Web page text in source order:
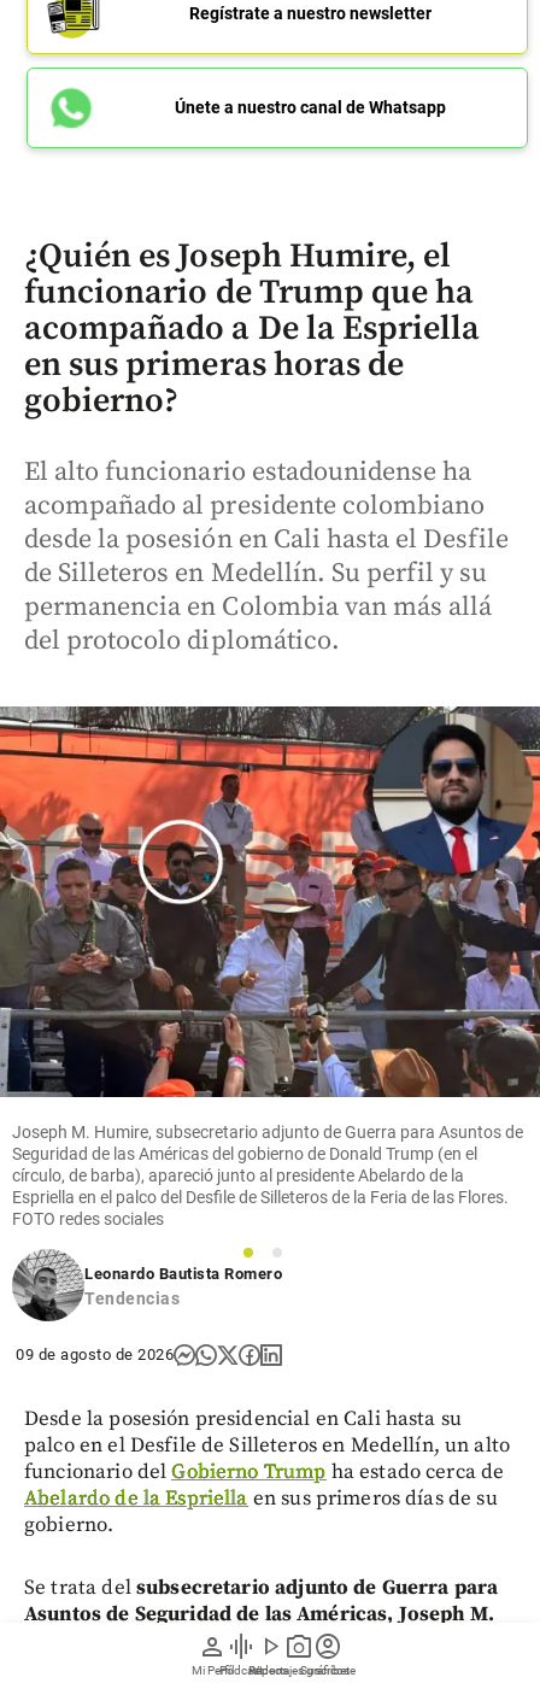
person
Mi Perfil
graphic_eq
Pódcast
play_arrow
Videos
photo_camera
Reportajes gráficos
account_circle
Suscríbete
Regístrate a nuestro newsletter
Únete a nuestro canal de Whatsapp
¿Quién es Joseph Humire, el
funcionario de Trump que ha
acompañado a De la Espriella
en sus primeras horas de
gobierno?
El alto funcionario estadounidense ha
acompañado al presidente colombiano
desde la posesión en Cali hasta el Desfile
de Silleteros en Medellín. Su perfil y su
permanencia en Colombia van más allá
del protocolo diplomático.
Joseph M. Humire, subsecretario adjunto de Guerra para Asuntos de
Seguridad de las Américas del gobierno de Donald Trump (en el
círculo, de barba), apareció junto al presidente Abelardo de la
Espriella en el palco del Desfile de Silleteros de la Feria de las Flores.
FOTO redes sociales
1
2
Leonardo Bautista Romero
Tendencias
09 de agosto de 2026
Desde la posesión presidencial en Cali hasta su
palco en el Desfile de Silleteros en Medellín, un alto
funcionario delGobierno Trump ha estado cerca de
Abelardo de la Espriella en sus primeros días de su
gobierno.
Se trata delsubsecretario adjunto de Guerra para
Asuntos de Seguridad de las Américas, Joseph M.
, quien formó parte de la delegación
presidencial estadounidense que viajó a Cali el 7 de